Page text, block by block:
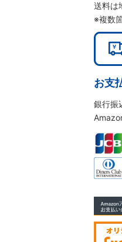
送料は
※複数
お支
銀行振